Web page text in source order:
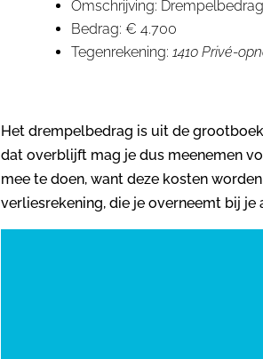
Omschrijving:
Bedrag: € 4.700
Tegenrekening: 1410 Privé-
Het drempelbedrag is uit de
dat overblijft mag je dus meenemen
mee te doen, want deze kosten
verliesrekening, die je overneemt bij